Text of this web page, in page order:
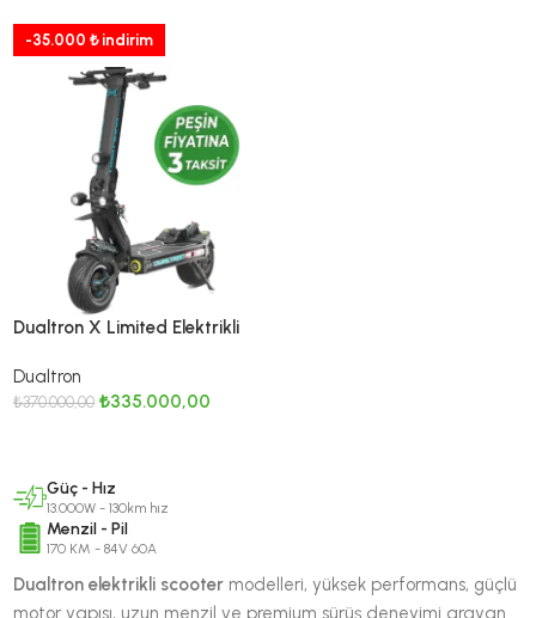
-35.000 ₺ indirim
Dualtron X Limited Elektrikli
84V 60Ah Uzun Menzil
Dualtron
₺370.000,00 ₺335.000,00
Güç - Hız
13.000W - 130km hız
Menzil - Pil
170 KM - 84V 60A
Dualtron elektrikli scooter modelleri, yüksek performans, güçlü
motor yapısı, uzun menzil ve premium sürüş deneyimi arayan